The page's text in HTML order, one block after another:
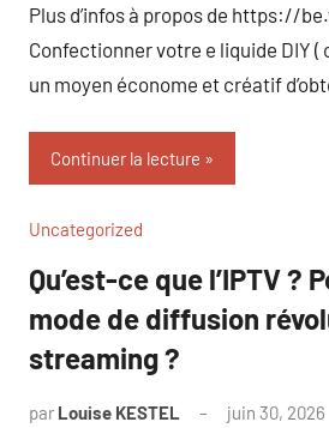
Plus d’infos à propos de https://
Confectionner votre e liquide DIY (
un moyen économe et créatif
Continuer la lecture
Uncategorized
Qu’est-ce que l’IPTV ?
mode de diffusion
streaming ?
par Louise KESTEL juin 30, 2026